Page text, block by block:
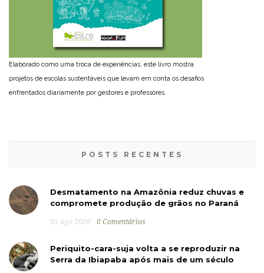
Elaborado como uma troca de experiências, este livro mostra
projetos de escolas sustentáveis que levam em conta os desafios
enfrentados diariamente por gestores e professores.
POSTS RECENTES
Desmatamento na Amazônia reduz chuvas e
compromete produção de grãos no Paraná
05 ago 2026 0 Comentários
Periquito-cara-suja volta a se reproduzir na
Serra da Ibiapaba após mais de um século